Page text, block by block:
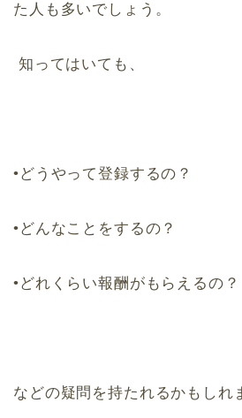
た人も多いでしょう。
知ってはいても、
•どうやって登録するの？
•どんなことをするの？
•どれくらい報酬がもらえるの？
などの疑問を持たれるかもしれ